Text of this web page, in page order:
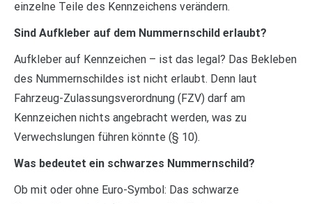
einzelne Teile des Kennzeichens verändern.
Sind Aufkleber auf dem Nummernschild erlaubt?
Aufkleber auf Kennzeichen – ist das legal? Das Bekleben
des Nummernschildes ist nicht erlaubt. Denn laut
Fahrzeug-Zulassungsverordnung (FZV) darf am
Kennzeichen nichts angebracht werden, was zu
Verwechslungen führen könnte (§ 10).
Was bedeutet ein schwarzes Nummernschild?
Ob mit oder ohne Euro-Symbol: Das schwarze